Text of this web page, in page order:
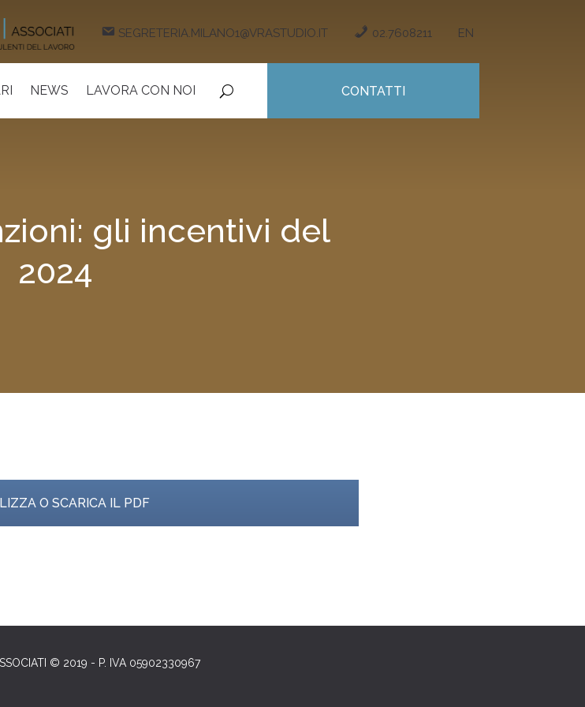
SEGRETERIA.MILANO1@VRASTUDIO.IT 02.7608211 EN
NEWS LAVORA CON NOI CONTATTI
gli incentivi del
2024
O SCARICA IL PDF
© 2019 - P. IVA 05902330967